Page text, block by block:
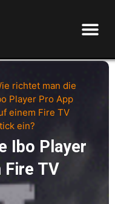
richtet man die
Player Pro App
einem Fire TV
ein?
Ibo Player
Fire TV